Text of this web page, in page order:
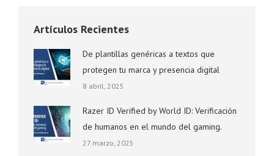
Artículos Recientes
De plantillas genéricas a textos que
protegen tu marca y presencia digital
8 abril, 2025
Razer ID Verified by World ID: Verificación
de humanos en el mundo del gaming.
27 marzo, 2025